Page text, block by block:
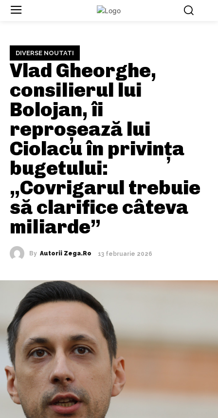
DIVERSE NOUTATI
Vlad Gheorghe,
consilierul lui
Bolojan, îi
reproșează lui
Ciolacu în privința
bugetului:
„Covrigarul trebuie
să clarifice câteva
miliarde”
By Autorii Zega.ro 13 februarie 2026